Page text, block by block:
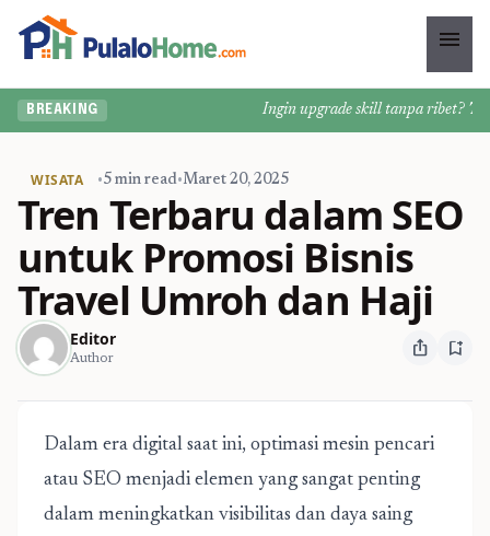
menu
BREAKING Ingin upgrade skill tanpa ribet?
WISATA •5 min read•Maret 20, 2025
Tren Terbaru dalam SEO
untuk Promosi Bisnis
Travel Umroh dan Haji
Editor
Author ios_share bookmark_add
Dalam era digital saat ini, optimasi mesin pencari
atau SEO menjadi elemen yang sangat penting
dalam meningkatkan visibilitas dan daya saing